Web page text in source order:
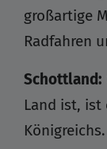
großartige
Radfahren
Schottland:
Land ist, ist